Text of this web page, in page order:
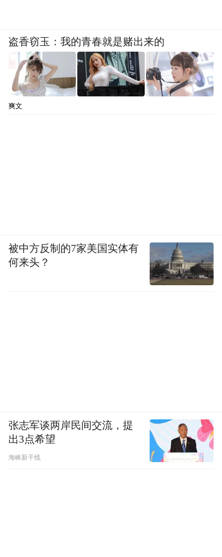
盗香窃玉：我的青春就是赌出来的
爽文
被中方反制的7家美国实体有
何来头？
张志军谈两岸民间交流，提
出3点希望
海峡新干线